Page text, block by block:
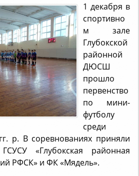
1 декабря в
спортивно
м зале
Глубокской
районной
ДЮСШ
прошло
первенство
по мини-
футболу
среди
р. В соревнованиях приняли
«Глубокская районная
РФСК» и ФК «Мядель».